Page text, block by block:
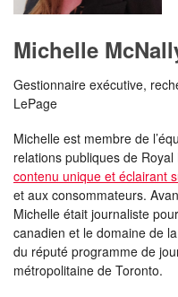
Michelle
Gestionnaire exécutive,
LePage
Michelle est membre de
relations publiques de
contenu unique et éclairant
et aux consommateurs.
Michelle était journaliste
canadien et le domaine de
du réputé programme de
métropolitaine de Toronto.